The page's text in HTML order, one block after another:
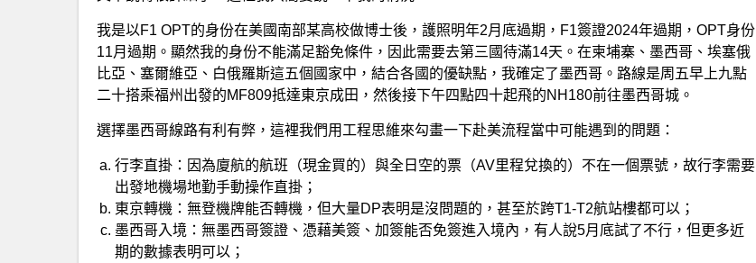
我是以F1 OPT的身份在美國南部某高校做博士後，護照明年2月底過期，F1簽證2024年過期，OPT身份
11月過期。顯然我的身份不能滿足豁免條件，因此需要去第三國待滿14天。在柬埔寨、墨西哥、埃塞俄
比亞、塞爾維亞、白俄羅斯這五個國家中，結合各國的優缺點，我確定了墨西哥。路線是周五早上九點
二十搭乘福州出發的MF809抵達東京成田，然後接下午四點四十起飛的NH180前往墨西哥城。
選擇墨西哥線路有利有弊，這裡我們用工程思維來勾畫一下赴美流程當中可能遇到的問題：
行李直掛：因為廈航的航班（現金買的）與全日空的票（AV里程兌換的）不在一個票號，故行李需要
出發地機場地勤手動操作直掛；
東京轉機：無登機牌能否轉機，但大量DP表明是沒問題的，甚至於跨T1-T2航站樓都可以；
墨西哥入境：無墨西哥簽證、憑藉美簽、加簽能否免簽進入境內，有人說5月底試了不行，但更多近
期的數據表明可以；